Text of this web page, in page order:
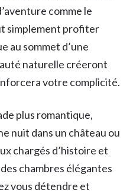
comme le
simplement profiter
au sommet d’une
naturelle créeront
votre complicité.
plus romantique,
nuit dans un château ou
chargés d’histoire et
chambres élégantes
vous détendre et